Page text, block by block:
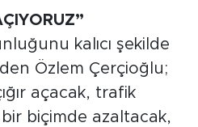
kalıcı şekilde
Özlem Çerçioğlu;
açacak, trafik
biçimde azaltacak,